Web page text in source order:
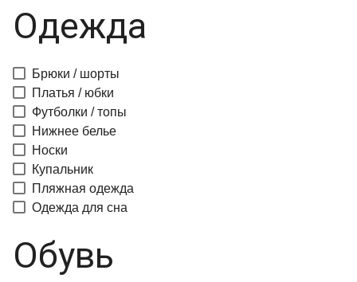
Одежда
Брюки / шорты
Платья / юбки
Футболки / топы
Нижнее белье
Носки
Купальник
Пляжная одежда
Одежда для сна
Обувь